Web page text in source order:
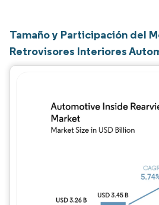
Tamaño y Participación del
Retrovisores Interiores